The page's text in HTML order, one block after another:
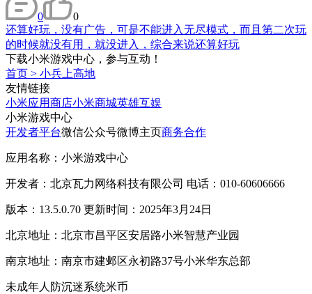
0
0
还算好玩，没有广告，可是不能进入无尽模式，而且第二次玩
的时候就没有用，就没进入，综合来说还算好玩
下载小米游戏中心，参与互动！
首页 > 小兵上高地
友情链接
小米应用商店小米商城英雄互娱
小米游戏中心
开发者平台微信公众号微博主页商务合作
应用名称：小米游戏中心
开发者：北京瓦力网络科技有限公司 电话：010-60606666
版本：13.5.0.70 更新时间：2025年3月24日
北京地址：北京市昌平区安居路小米智慧产业园
南京地址：南京市建邺区永初路37号小米华东总部
未成年人防沉迷系统米币